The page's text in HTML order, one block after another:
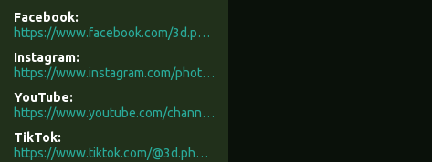
Facebook
https://www.facebook.com/3d.photodecor/
Instagram
https://www.instagram.com/photodecor.com.ua/
YouTube
https://www.youtube.com/channel/UCXCUerfqRY1Pw7-IptdbqyA/videos
TikTok
https://www.tiktok.com/@3d.photodecor?is_from_webapp=1&sender_device=pc